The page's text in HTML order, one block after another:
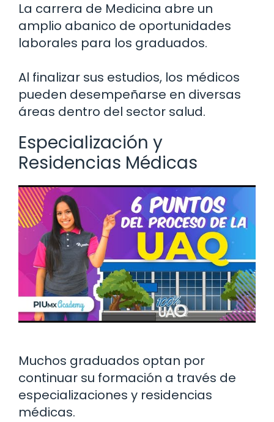
La carrera de Medicina abre un
amplio abanico de oportunidades
laborales para los graduados.
Al finalizar sus estudios, los médicos
pueden desempeñarse en diversas
áreas dentro del sector salud.
Especialización y
Residencias Médicas
Muchos graduados optan por
continuar su formación a través de
especializaciones y residencias
médicas.